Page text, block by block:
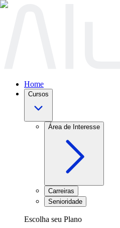
Home
Cursos
Área de Interesse
Carreiras
Senioridade
Escolha seu Plano